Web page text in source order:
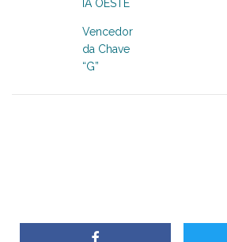
IA OESTE
Vencedor
da Chave
“G”